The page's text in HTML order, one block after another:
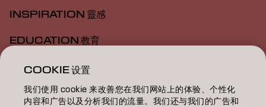
INSPIRATION 靈感
EDUCATION 教育
ABOUT 關於我們
SALON FINDER 搜尋髮廊
COOKIE 设置
我们使用 cookie 来改善您在我们网站上的体验、个性化
内容和广告以及分析我们的流量。我们还与我们的广告和